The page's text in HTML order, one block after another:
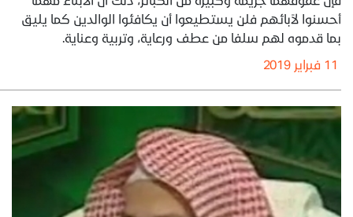
أحسنوا لآبائهم فلن يستطيعوا أن يكافئوا الوالدين كما يليق
بما قدموه لهم سلفا من عطف ورعاية، وتربية وعناية.